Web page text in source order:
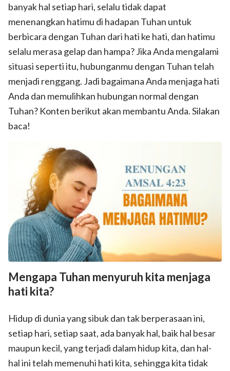
banyak hal setiap hari, selalu tidak dapat
menenangkan hatimu di hadapan Tuhan untuk
berbicara dengan Tuhan dari hati ke hati, dan hatimu
selalu merasa gelap dan hampa? Jika Anda mengalami
situasi seperti itu, hubunganmu dengan Tuhan telah
menjadi renggang. Jadi bagaimana Anda menjaga hati
Anda dan memulihkan hubungan normal dengan
Tuhan? Konten berikut akan membantu Anda. Silakan
baca!
Mengapa Tuhan menyuruh kita menjaga
hati kita?
Hidup di dunia yang sibuk dan tak berperasaan ini,
setiap hari, setiap saat, ada banyak hal, baik hal besar
maupun kecil, yang terjadi dalam hidup kita, dan hal-
hal ini telah memenuhi hati kita, sehingga kita tidak